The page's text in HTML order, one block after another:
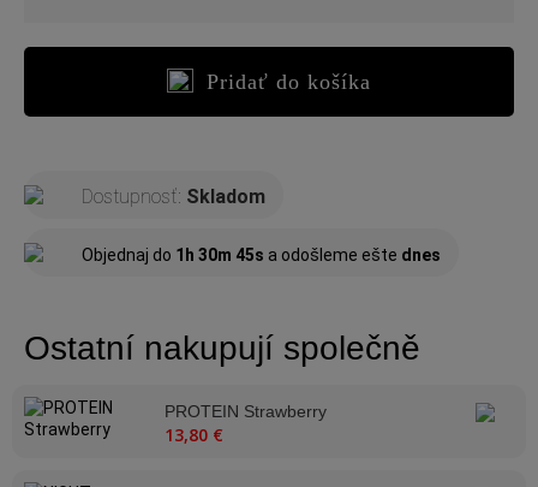
Pridať do košíka
Dostupnosť: Skladom
Objednaj do 1h 30m 45s a odošleme ešte dnes
Ostatní nakupují společně
PROTEIN Strawberry
13,80 €